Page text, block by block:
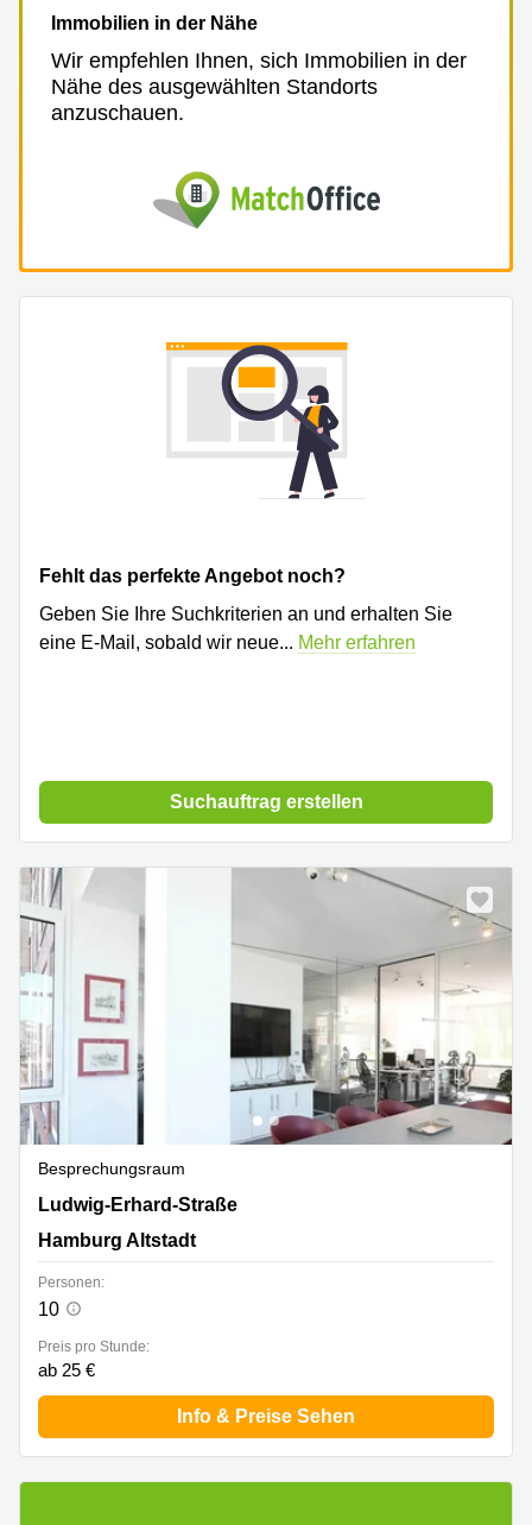
Immobilien in der Nähe
Wir empfehlen Ihnen, sich Immobilien in der
Nähe des ausgewählten Standorts
anzuschauen.
Fehlt das perfekte Angebot noch?
Geben Sie Ihre Suchkriterien an und erhalten Sie
eine E-Mail, sobald wir neue... Mehr erfahren
Suchauftrag erstellen
Besprechungsraum
Ludwig-Erhard-Straße, Hamburg Altstadt
Ludwig-Erhard-Straße
Hamburg Altstadt
Personen:
10
Preis pro Stunde:
ab 25 €
Info & Preise Sehen